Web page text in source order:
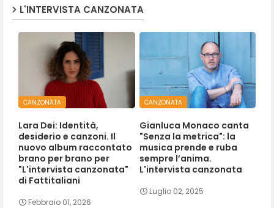
L'INTERVISTA CANZONATA
CANZONATA
Lara Dei: Identità,
desiderio e canzoni. Il
nuovo album raccontato
brano per brano per
"L'intervista canzonata"
di Fattitaliani
Febbraio 01, 2026
CANZONATA
Gianluca Monaco canta
"Senza la metrica": la
musica prende e ruba
sempre l’anima.
L'intervista canzonata
Luglio 02, 2025